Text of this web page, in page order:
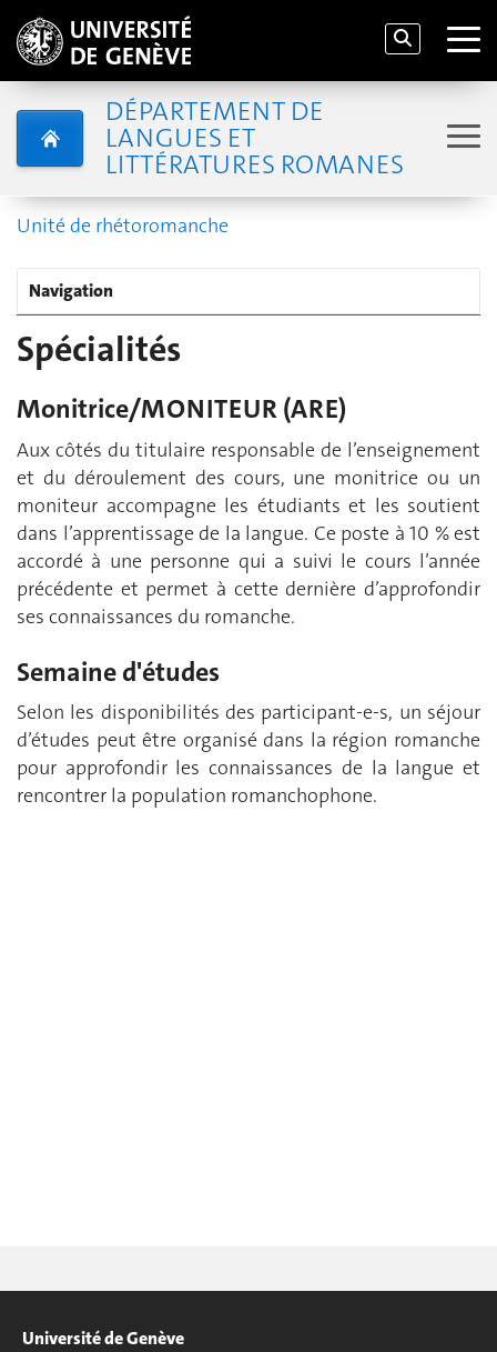
DÉPARTEMENT DE
LANGUES ET
LITTÉRATURES ROMANES
Unité de rhétoromanche
Navigation
Spécialités
Monitrice/MONITEUR (ARE)
Aux côtés du titulaire responsable de l’enseignement
et du déroulement des cours, une monitrice ou un
moniteur accompagne les étudiants et les soutient
dans l’apprentissage de la langue. Ce poste à 10 % est
accordé à une personne qui a suivi le cours l’année
précédente et permet à cette dernière d’approfondir
ses connaissances du romanche.
Semaine d'études
Selon les disponibilités des participant-e-s, un séjour
d’études peut être organisé dans la région romanche
pour approfondir les connaissances de la langue et
rencontrer la population romanchophone.
Université de Genève